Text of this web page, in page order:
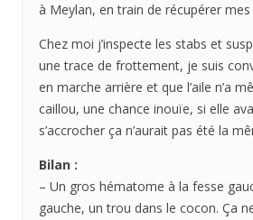
à Meylan, en train de récupérer mes
Chez moi j’inspecte les stabs et
une trace de frottement, je suis
en marche arrière et que l’aile n’a
caillou, une chance inouïe, si elle
s’accrocher ça n’aurait pas été la
Bilan :
– Un gros hématome à la fesse
gauche, un trou dans le cocon. Ça